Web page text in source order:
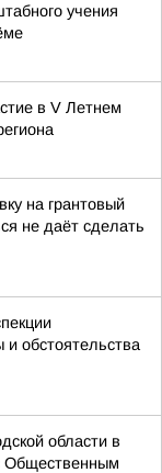
учения
в V Летнем
на грантовый
не даёт сделать
обстоятельства
области в
Общественным